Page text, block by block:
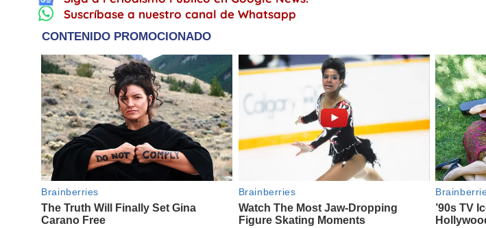
Suscríbase a nuestro canal de Whatsapp